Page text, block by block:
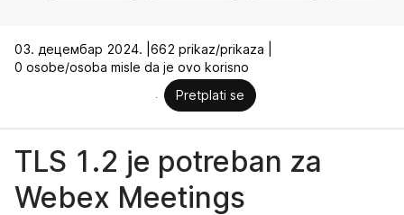
03. децембар 2024. | 662 prikaz/prikaza |
0 osobe/osoba misle da je ovo korisno
Pretplati se
TLS 1.2 je potreban za
Webex Meetings